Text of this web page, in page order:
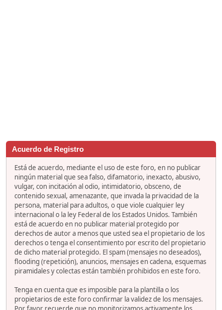
Acuerdo de Registro
Está de acuerdo, mediante el uso de este foro, en no publicar
ningún material que sea falso, difamatorio, inexacto, abusivo,
vulgar, con incitación al odio, intimidatorio, obsceno, de
contenido sexual, amenazante, que invada la privacidad de la
persona, material para adultos, o que viole cualquier ley
internacional o la ley Federal de los Estados Unidos. También
está de acuerdo en no publicar material protegido por
derechos de autor a menos que usted sea el propietario de los
derechos o tenga el consentimiento por escrito del propietario
de dicho material protegido. El spam (mensajes no deseados),
flooding (repetición), anuncios, mensajes en cadena, esquemas
piramidales y colectas están también prohibidos en este foro.
Tenga en cuenta que es imposible para la plantilla o los
propietarios de este foro confirmar la validez de los mensajes.